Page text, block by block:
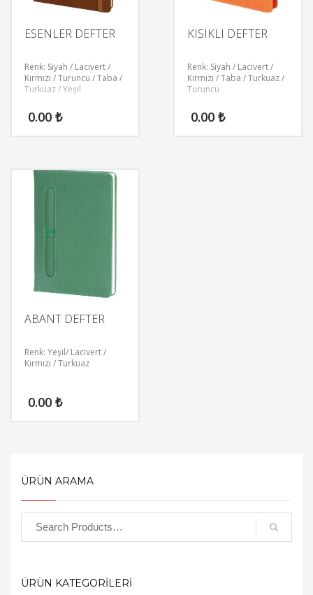
ESENLER DEFTER
Renk: Siyah / Lacivert /
Kırmızı / Turuncu / Taba /
Turkuaz / Yeşil
0.00 ₺
KISIKLI DEFTER
Renk: Siyah / Lacivert /
Kırmızı / Taba / Turkuaz /
Turuncu
0.00 ₺
ABANT DEFTER
Renk: Yeşil/ Lacivert /
Kırmızı / Turkuaz
0.00 ₺
ÜRÜN ARAMA
ÜRÜN KATEGORİLERİ